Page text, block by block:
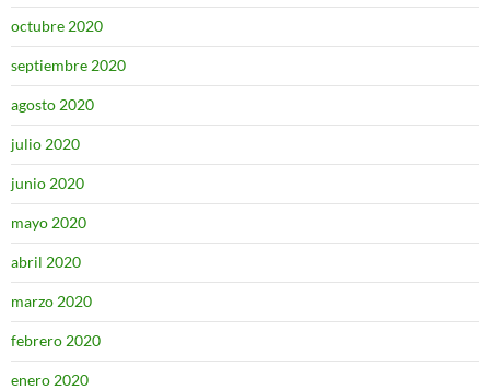
octubre 2020
septiembre 2020
agosto 2020
julio 2020
junio 2020
mayo 2020
abril 2020
marzo 2020
febrero 2020
enero 2020